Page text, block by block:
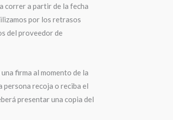
correr a partir de la fecha
por los retrasos
del proveedor de
firma al momento de la
persona recoja o reciba el
presentar una copia del